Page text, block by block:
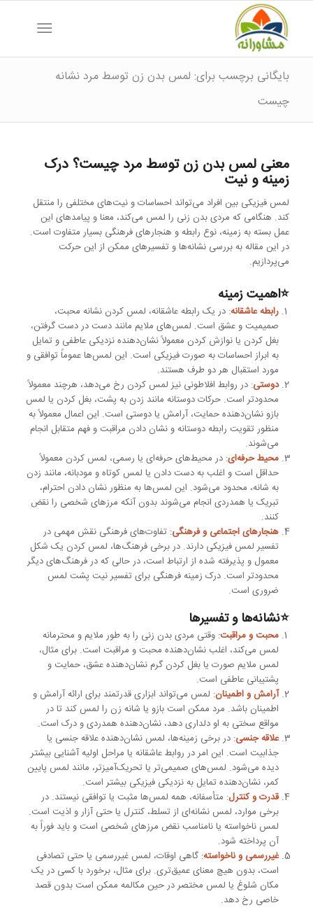
بایگانی برچسب برای: لمس بدن زن توسط مرد نشانه
چیست
معنی لمس بدن زن توسط مرد چیست؟ درک
زمینه و نیت
لمس فیزیکی بین افراد می‌تواند احساسات و نیت‌های مختلفی را منتقل
کند. هنگامی که مردی بدن زنی را لمس می‌کند، معنا و پیامدهای این
عمل بسته به زمینه، نوع رابطه و هنجارهای فرهنگی بسیار متفاوت است.
در این مقاله به بررسی نشانه‌ها و تفسیرهای ممکن از این حرکت
می‌پردازیم.
⭐اهمیت زمینه
رابطه عاشقانه: در یک رابطه عاشقانه، لمس کردن نشانه محبت،
صمیمیت و عشق است. لمس‌های ملایم مانند دست در دست گرفتن،
بغل کردن یا نوازش کردن معمولاً نشان‌دهنده نزدیکی عاطفی و تمایل
به ابراز احساسات به صورت فیزیکی است. این لمس‌ها عموماً توافقی و
مورد استقبال هر دو طرف هستند.
دوستی: در روابط افلاطونی نیز لمس کردن رخ می‌دهد، هرچند معمولاً
محدودتر است. حرکات دوستانه مانند زدن به پشت، بغل کردن یا لمس
بازو نشان‌دهنده حمایت، آرامش یا دوستی است. این اعمال معمولاً به
منظور تقویت رابطه دوستانه و نشان دادن مراقبت و فهم متقابل انجام
می‌شوند.
محیط حرفه‌ای: در محیط‌های حرفه‌ای یا رسمی، لمس کردن معمولاً
حداقل است و اغلب به دست دادن یا لمس کوتاه و مودبانه، مانند زدن
به شانه، محدود می‌شود. این لمس‌ها به منظور نشان دادن احترام،
تبریک یا همدردی انجام می‌شوند بدون آنکه مرزهای شخصی را نقض
کنند.
هنجارهای اجتماعی و فرهنگی: تفاوت‌های فرهنگی نقش مهمی در
تفسیر لمس فیزیکی دارند. در برخی فرهنگ‌ها، لمس کردن یک شکل
معمول و پذیرفته شده از ارتباط است، در حالی که در فرهنگ‌های دیگر
محدودتر است. درک زمینه فرهنگی برای تفسیر نیت پشت لمس
ضروری است.
⭐نشانه‌ها و تفسیرها
محبت و مراقبت: وقتی مردی بدن زنی را به طور ملایم و محترمانه
لمس می‌کند، اغلب نشان‌دهنده محبت و مراقبت است. برای مثال،
لمس ملایم صورت یا بغل کردن گرم نشان‌دهنده عشق، حمایت و
پشتیبانی عاطفی است.
آرامش و اطمینان: لمس می‌تواند ابزاری قدرتمند برای ارائه آرامش و
اطمینان باشد. مرد ممکن است بازو یا شانه زن را لمس کند تا در
مواقع سختی به او دلداری دهد، نشان‌دهنده همدردی و درک است.
علاقه جنسی: در برخی زمینه‌ها، لمس نشان‌دهنده علاقه جنسی یا
جذابیت است. این امر در روابط عاشقانه یا مراحل اولیه آشنایی بیشتر
دیده می‌شود. لمس‌های صمیمی‌تر یا تحریک‌آمیزتر، مانند لمس پایین
کمر، نشان‌دهنده تمایل به نزدیکی فیزیکی بیشتر است.
قدرت و کنترل: متأسفانه، همه لمس‌ها مثبت یا توافقی نیستند. در
برخی موارد، لمس نشانه‌ای از تسلط، کنترل یا حتی آزار و اذیت است.
لمس ناخواسته یا نامناسب نقض مرزهای شخصی است و باید فوراً به
آن پرداخته شود.
غیررسمی و ناخواسته: گاهی اوقات، لمس غیررسمی یا حتی تصادفی
است، بدون هیچ معنای عمیق‌تری. برای مثال، برخورد با کسی در یک
مکان شلوغ یا لمس مختصر در حین مکالمه ممکن است بدون قصد
خاصی رخ دهد.